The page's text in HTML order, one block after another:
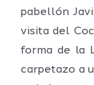
pabellón
visita del
forma de la
carpetazo a